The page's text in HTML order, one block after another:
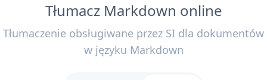
Tłumacz Markdown online
Tłumaczenie obsługiwane przez SI dla dokumentów
w języku Markdown